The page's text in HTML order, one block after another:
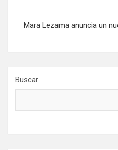
entradas
Mara Lezama anuncia un
Buscar